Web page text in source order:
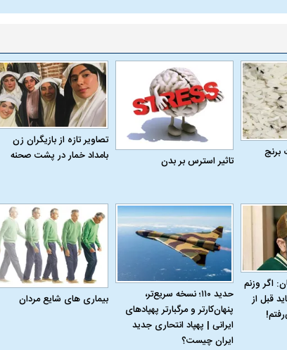
برنج
تاثیر استرس بر بدن
تصاویر تازه از بازیگران زن
بامداد خمار در پشت صحنه
اگر وزنم
قبل از
حدید ۱۱۰؛ نسخه سریع‌تر،
پنهان‌کارتر و مرگبارتر پهپادهای
ایرانی | پهپاد انتحاری جدید
ایران چیست؟
بیماری‌ های شایع مردان